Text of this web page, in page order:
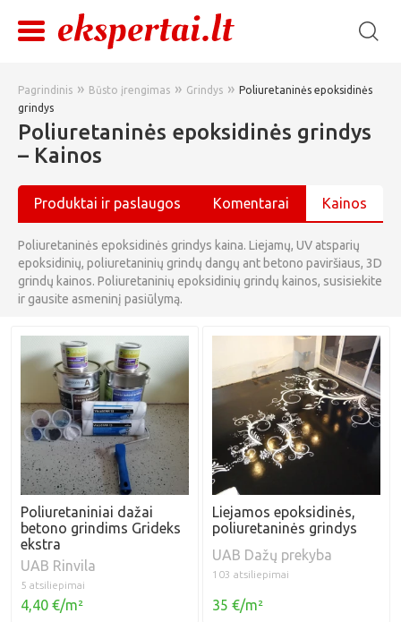
Pagrindinis » Būsto įrengimas » Grindys » Poliuretaninės epoksidinės
grindys
Poliuretaninės epoksidinės grindys
– Kainos
Produktai ir paslaugos Komentarai Kainos
Poliuretaninės epoksidinės grindys kaina. Liejamų, UV atsparių
epoksidinių, poliuretaninių grindų dangų ant betono paviršiaus, 3D
grindų kainos. Poliuretaninių epoksidinių grindų kainos, susisiekite
ir gausite asmeninį pasiūlymą.
Poliuretaniniai dažai
betono grindims Grideks
ekstra
UAB Rinvila
5 atsiliepimai
4,40 €/m²
Liejamos epoksidinės,
poliuretaninės grindys
UAB Dažų prekyba
103 atsiliepimai
35 €/m²